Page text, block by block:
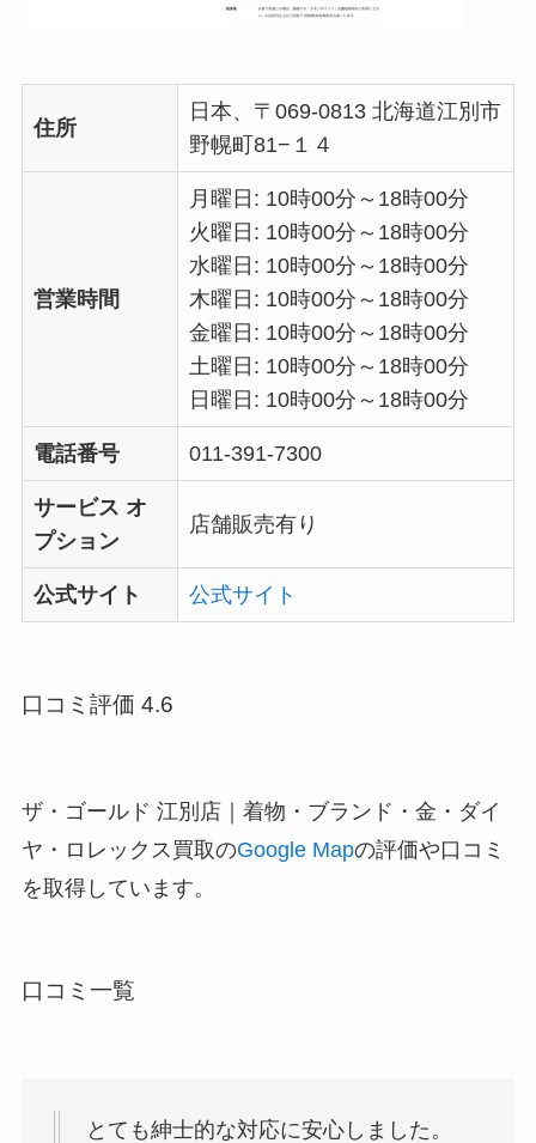
住所
日本、〒069-0813 北海道江別市
野幌町81−１４
営業時間
月曜日: 10時00分～18時00分
火曜日: 10時00分～18時00分
水曜日: 10時00分～18時00分
木曜日: 10時00分～18時00分
金曜日: 10時00分～18時00分
土曜日: 10時00分～18時00分
日曜日: 10時00分～18時00分
電話番号 011-391-7300
サービス オ
プション
店舗販売有り
公式サイト 公式サイト
口コミ評価 4.6
ザ・ゴールド 江別店｜着物・ブランド・金・ダイ
ヤ・ロレックス買取のGoogle Mapの評価や口コミ
を取得しています。
口コミ一覧
とても紳士的な対応に安心しました。